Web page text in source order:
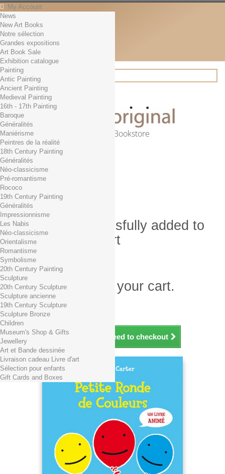
My Account
Contact
English
English
Français
News
Search
Online Art Bookstore
Cart (empty)
No products
Free shipping!
0,00 € Total
Check out
Product successfully added to
your shopping cart
Quantity
Total
There is 1 item in your cart.
Total products (tax incl.)
Total shipping TTC
Total (tax incl.)
Continue shopping Proceed to checkout
News
New Art Books
Notre sélection
Grandes expositions
Art Book Sale
Exhibition catalogue
Painting
Antic Painting
Ancient Painting
Medieval Painting
16th - 17th Painting
Baroque
Généralités
Maniérisme
Peintres de la réalité
18th Century Painting
Généralités
Néo-classicisme
Pré-romantisme
Rococo
19th Century Painting
Généralités
Impressionnisme
Les Nabis
Néo-classicisme
Orientalisme
Romantisme
Symbolisme
20th Century Painting
Sculpture
20th Century Sculpture
Sculpture ancienne
19th Century Sculpture
Sculpture Bronze
Children
Museum's Shop & Gifts
Jewellery
Art et Bande dessinée
Livraison cadeau Livre d'art
Sélection pour enfants
Gift Cards and Boxes